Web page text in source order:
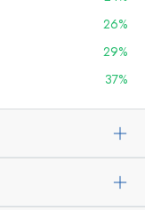
26%
29%
37%